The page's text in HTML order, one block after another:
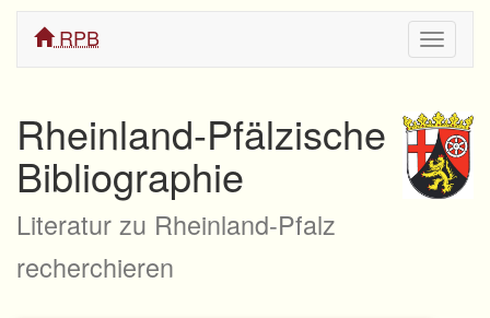
ein/
RPB
Rheinland-Pfälzische
Bibliographie
Literatur zu Rheinland-Pfalz
recherchieren